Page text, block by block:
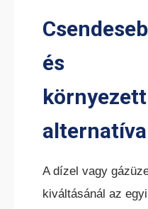
és
alternatíva
A dízel vagy
kiváltásánál az